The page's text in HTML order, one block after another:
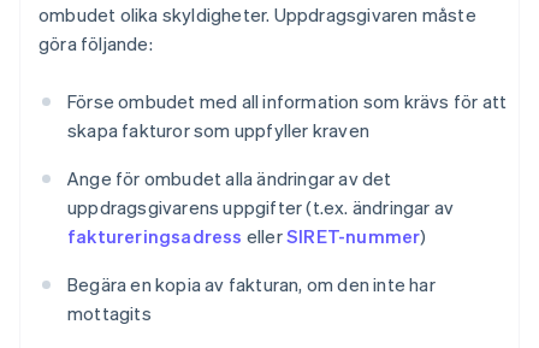
ombudet olika skyldigheter. Uppdragsgivaren måste
göra följande:
Förse ombudet med all information som krävs för att
skapa fakturor som uppfyller kraven
Ange för ombudet alla ändringar av det
uppdragsgivarens uppgifter (t.ex. ändringar av
faktureringsadress ellerSIRET-nummer)
Begära en kopia av fakturan, om den inte har
mottagits